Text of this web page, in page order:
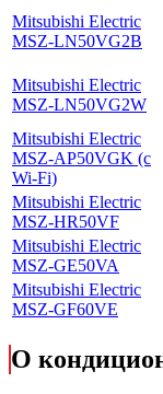
Mitsubishi Electric
MSZ-LN50VG2B
Mitsubishi Electric
MSZ-LN50VG2W
Mitsubishi Electric
MSZ-AP50VGK (с
Wi-Fi)
Mitsubishi Electric
MSZ-HR50VF
Mitsubishi Electric
MSZ-GE50VA
Mitsubishi Electric
MSZ-GF60VE
О